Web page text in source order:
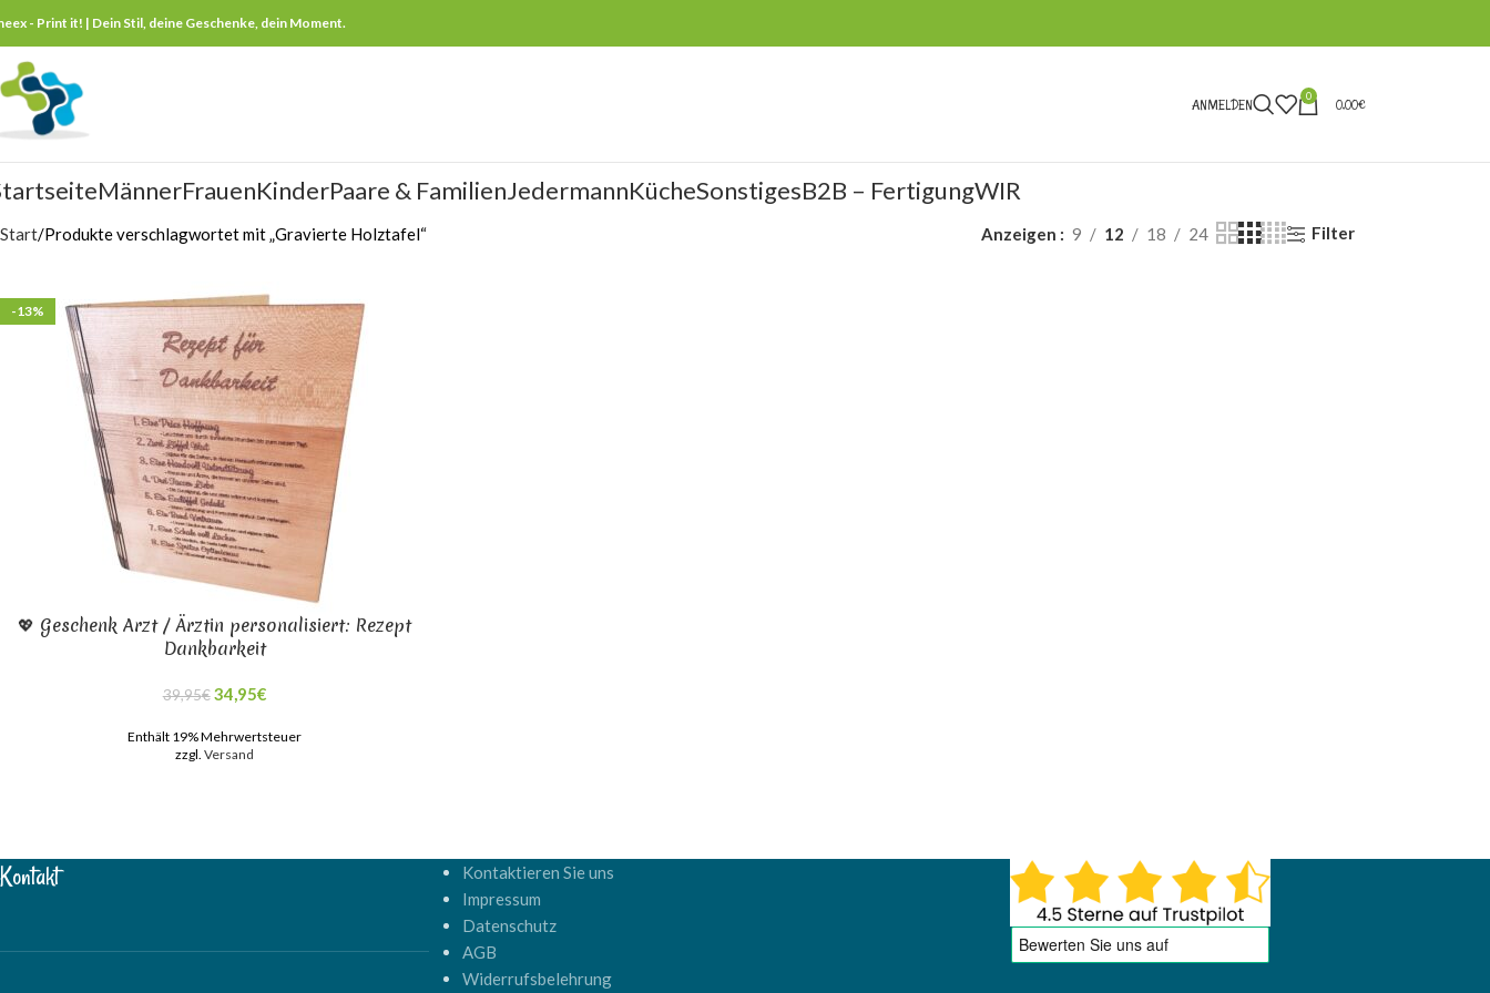
- Print it! | Dein Stil, deine Geschenke, dein Moment.
ANMELDEN 0 0,00€
MännerFrauenKinderPaare & FamilienJedermannKücheSonstigesB2B – FertigungWIR
Start Produkte verschlagwortet mit „Gravierte Holztafel“ Anzeigen 9 12 18 24 Filter
-13%
💖 Geschenk Arzt / Ärztin personalisiert: Rezept
Dankbarkeit
39,95€ 34,95€
Enthält 19% Mehrwertsteuer
zzgl.Versand
Kontakt
Kontaktieren Sie uns
Impressum
Datenschutz
AGB
Widerrufsbelehrung